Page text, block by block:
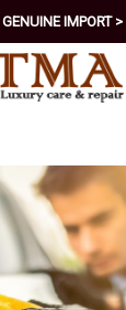
GENUINE IMPORT >
POLICY >